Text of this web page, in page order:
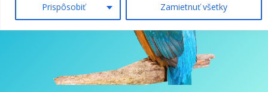
Prispôsobiť Zamietnuť všetky
ZNEŠKODŇOVANIE ZHODNOCOVANIE SEPAROVANIE ZBERŇA
ÚDRŽBA ZELENE KONTAKT